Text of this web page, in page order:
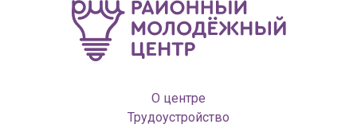
О центре
Трудоустройство